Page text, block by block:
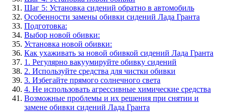
Шаг 5: Установка сидений обратно в автомобиль
Особенности замены обивки сидений Лада Гранта
Подготовка:
Выбор новой обивки:
Установка новой обивки:
Как ухаживать за новой обивкой сидений Лада Гранта
1. Регулярно вакуумируйте обивку сидений
2. Используйте средства для чистки обивки
3. Избегайте прямого солнечного света
4. Не использовать агрессивные химические средства
Возможные проблемы и их решения при снятии и
замене обивки сидений Лада Гранта